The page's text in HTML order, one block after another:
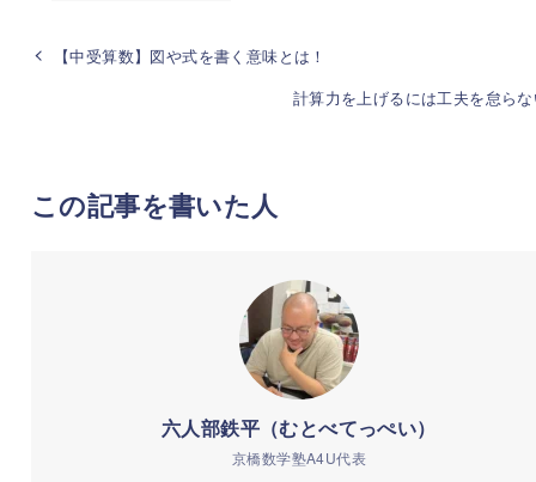
【中受算数】図や式を書く意味とは！
計算力を上げるには工夫を怠ら
この記事を書いた人
六人部鉄平（むとべてっぺい）
京橋数学塾A4U代表